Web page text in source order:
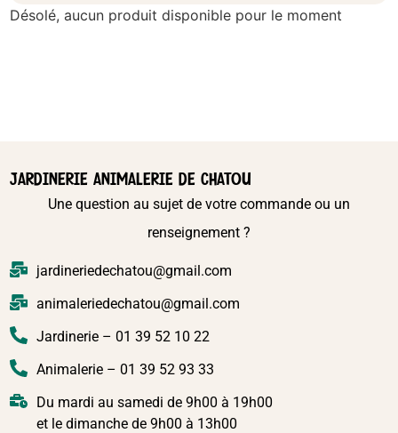
Désolé, aucun produit disponible pour le moment
JARDINERIE ANIMALERIE DE CHATOU
Une question au sujet de votre commande ou un
renseignement ?
jardineriedechatou@gmail.com
animaleriedechatou@gmail.com
Jardinerie – 01 39 52 10 22
Animalerie – 01 39 52 93 33
Du mardi au samedi de 9h00 à 19h00
et le dimanche de 9h00 à 13h00